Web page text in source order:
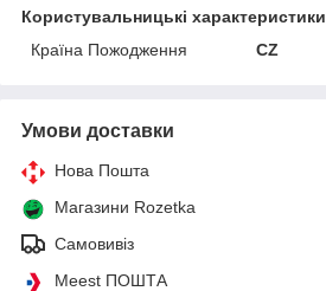
Користувальницькі характеристики
Країна Пожодження
CZ
Умови доставки
Нова Пошта
Магазини Rozetka
Самовивіз
Meest ПОШТА